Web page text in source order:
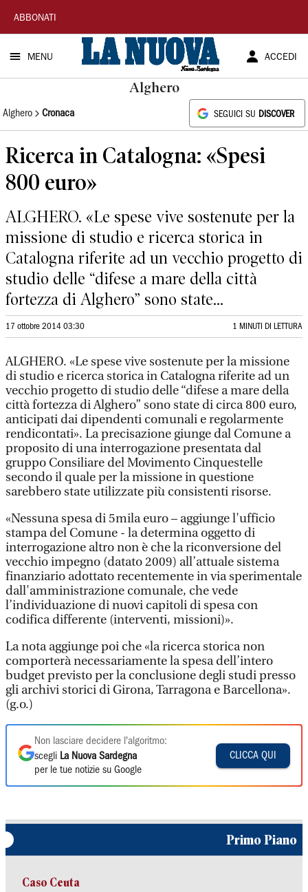
La
Nuova
Sardegna
ABBONATI
MENU ACCEDI
Alghero
Alghero Cronaca SEGUICI SU DISCOVER
Ricerca in Catalogna: «Spesi
800 euro»
ALGHERO. «Le spese vive sostenute per la
missione di studio e ricerca storica in
Catalogna riferite ad un vecchio progetto di
studio delle “difese a mare della città
fortezza di Alghero” sono state...
17 ottobre 2014 03:30 1 MINUTI DI LETTURA
ALGHERO. «Le spese vive sostenute per la missione
di studio e ricerca storica in Catalogna riferite ad un
vecchio progetto di studio delle “difese a mare della
città fortezza di Alghero” sono state di circa 800 euro,
anticipati dai dipendenti comunali e regolarmente
rendicontati». La precisazione giunge dal Comune a
proposito di una interrogazione presentata dal
gruppo Consiliare del Movimento Cinquestelle
secondo il quale per la missione in questione
sarebbero state utilizzate più consistenti risorse.
«Nessuna spesa di 5mila euro – aggiunge l'ufficio
stampa del Comune - la determina oggetto di
interrogazione altro non è che la riconversione del
vecchio impegno (datato 2009) all’attuale sistema
finanziario adottato recentemente in via sperimentale
dall'amministrazione comunale, che vede
l’individuazione di nuovi capitoli di spesa con
codifica differente (interventi, missioni)».
La nota aggiunge poi che «la ricerca storica non
comporterà necessariamente la spesa dell’intero
budget previsto per la conclusione degli studi presso
gli archivi storici di Girona, Tarragona e Barcellona».
(g.o.)
Non lasciare decidere l'algoritmo:
scegli La Nuova Sardegna
per le tue notizie su Google
CLICCA QUI
Primo Piano
Caso Ceuta